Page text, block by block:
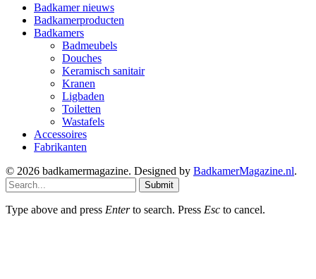
Badkamer nieuws
Badkamerproducten
Badkamers
Badmeubels
Douches
Keramisch sanitair
Kranen
Ligbaden
Toiletten
Wastafels
Accessoires
Fabrikanten
© 2026 badkamermagazine. Designed by BadkamerMagazine.nl.
Submit
Type above and press Enterto search. Press Esc to cancel.